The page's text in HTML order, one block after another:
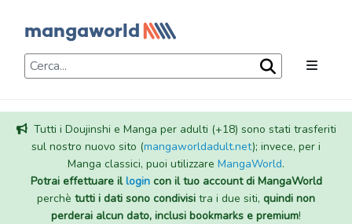
Tutti i Doujinshi e Manga per adulti (+18) sono stati trasferiti
sul nostro nuovo sito (mangaworldadult.net); invece, per i
Manga classici, puoi utilizzare MangaWorld.
Potrai effettuare illogincon il tuo account di MangaWorld
perchè tutti i dati sono condivisi tra i due siti, quindi non
perderai alcun dato, inclusi bookmarks e premium!